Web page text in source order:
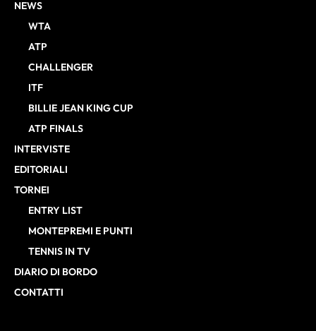
NEWS
WTA
ATP
CHALLENGER
ITF
BILLIE JEAN KING CUP
ATP FINALS
INTERVISTE
EDITORIALI
TORNEI
ENTRY LIST
MONTEPREMI E PUNTI
TENNIS IN TV
DIARIO DI BORDO
CONTATTI